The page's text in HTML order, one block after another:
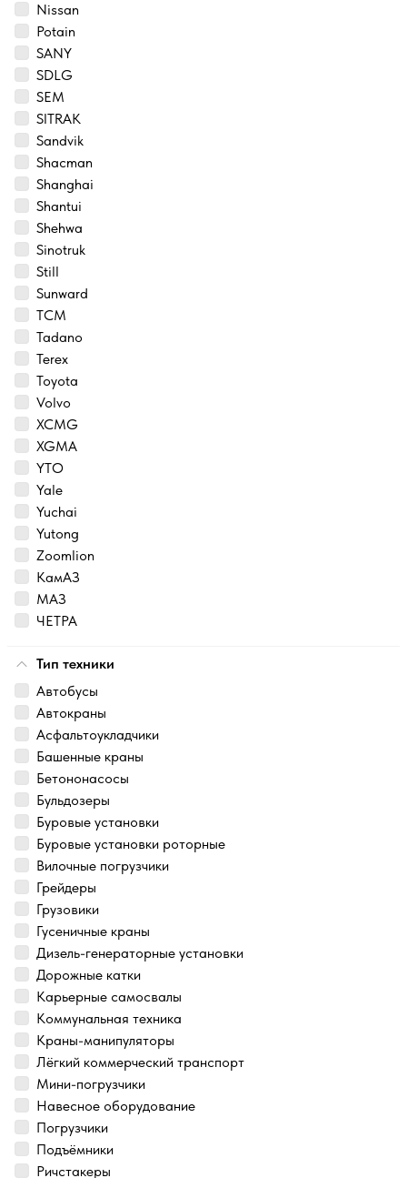
Nissan
Potain
SANY
SDLG
SEM
SITRAK
Sandvik
Shacman
Shanghai
Shantui
Shehwa
Sinotruk
Still
Sunward
TCM
Tadano
Terex
Toyota
Volvo
XCMG
XGMA
YTO
Yale
Yuchai
Yutong
Zoomlion
КамАЗ
МАЗ
ЧЕТРА
Тип техники
Автобусы
Автокраны
Асфальтоукладчики
Башенные краны
Бетононасосы
Бульдозеры
Буровые установки
Буровые установки роторные
Вилочные погрузчики
Грейдеры
Грузовики
Гусеничные краны
Дизель-генераторные установки
Дорожные катки
Карьерные самосвалы
Коммунальная техника
Краны-манипуляторы
Лёгкий коммерческий транспорт
Мини-погрузчики
Навесное оборудование
Погрузчики
Подъёмники
Ричстакеры